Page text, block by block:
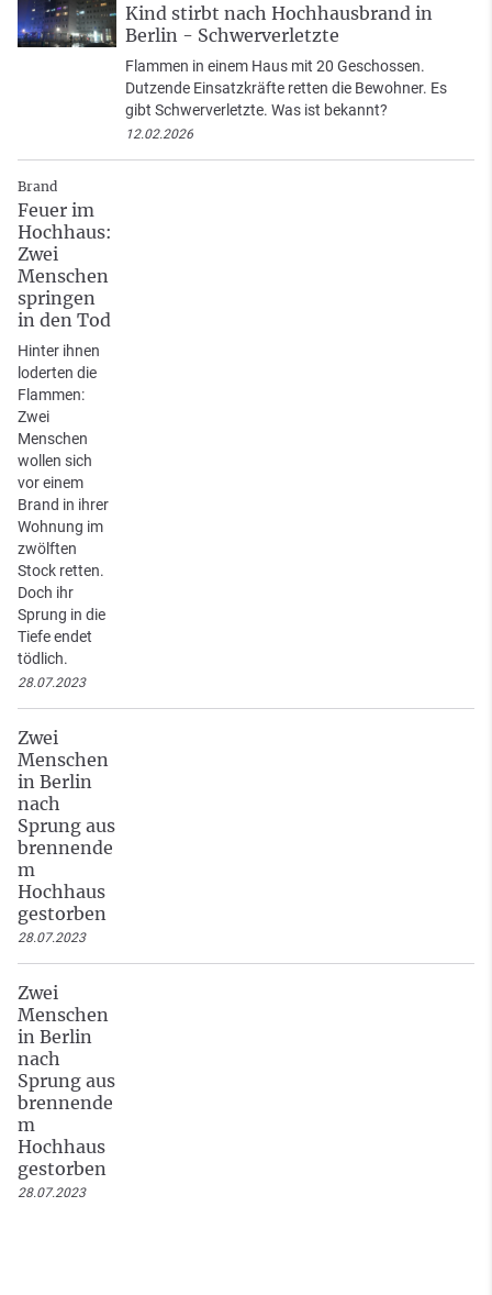
Kind stirbt nach Hochhausbrand in
Berlin - Schwerverletzte
Flammen in einem Haus mit 20 Geschossen.
Dutzende Einsatzkräfte retten die Bewohner. Es
gibt Schwerverletzte. Was ist bekannt?
12.02.2026
Brand
Feuer im
Hochhaus:
Zwei
Menschen
springen
in den Tod
Hinter ihnen
loderten die
Flammen:
Zwei
Menschen
wollen sich
vor einem
Brand in ihrer
Wohnung im
zwölften
Stock retten.
Doch ihr
Sprung in die
Tiefe endet
tödlich.
28.07.2023
Zwei
Menschen
in Berlin
nach
Sprung aus
brennende
m
Hochhaus
gestorben
28.07.2023
Zwei
Menschen
in Berlin
nach
Sprung aus
brennende
m
Hochhaus
gestorben
28.07.2023